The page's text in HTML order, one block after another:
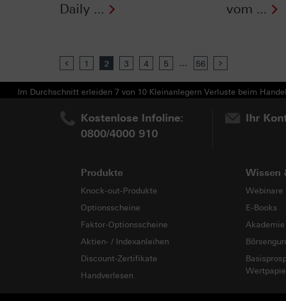
Daily ...
vom ...
Previous
1 2 3 4 5 ... 56
Im Durchschnitt erleiden 7 von 10 Kleinanlegern Verluste beim
Kostenlose Infoline:
0800/4000 910
Ihr
Produkte
Knock-out-Produkte
Optionsscheine
Faktor-Optionsscheine
Aktien- / Indexanleihen
Discount-Zertifikate
Handverlesen
Wissen
Webinare
E-Books
Akademie